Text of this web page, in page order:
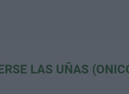
LAS UÑAS